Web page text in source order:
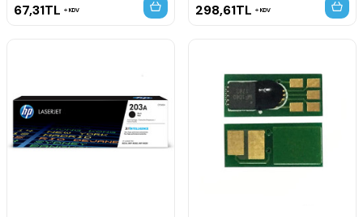
67,31TL KDV 298,61TL KDV